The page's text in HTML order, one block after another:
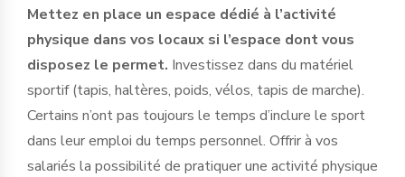
Mettez en place un espace dédié à l’activité
physique dans vos locaux si l’espace dont vous
disposez le permet. Investissez dans du matériel
sportif (tapis, haltères, poids, vélos, tapis de marche).
Certains n’ont pas toujours le temps d’inclure le sport
dans leur emploi du temps personnel. Offrir à vos
salariés la possibilité de pratiquer une activité physique